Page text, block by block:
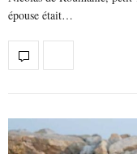
épouse était…